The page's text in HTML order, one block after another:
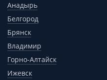
Анадырь
Белгород
Брянск
Владимир
Горно-Алтайск
Ижевск